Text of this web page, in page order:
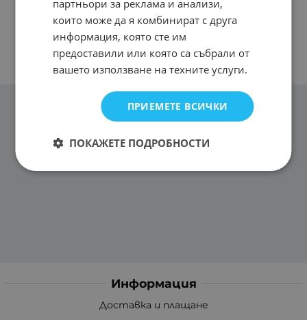
Информация
Доставка и плащане
партньори за реклама и анализи,
които може да я комбинират с друга
информация, която сте им
предоставили или която са събрали от
вашето използване на техните услуги.
ПРИЕМЕТЕ ВСИЧКИ
ПОКАЖЕТЕ ПОДРОБНОСТИ